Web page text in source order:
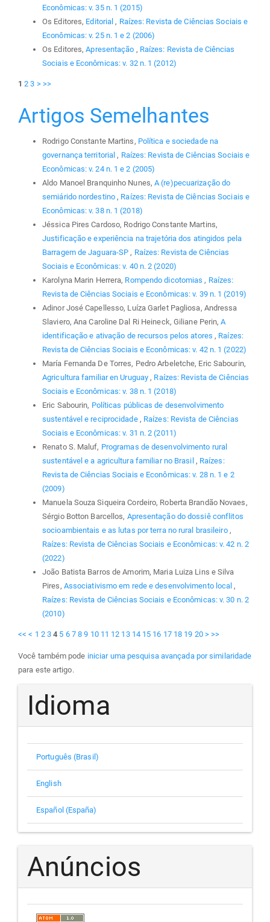
Econômicas: v. 35 n. 1 (2015)
Os Editores, Editorial , Raízes: Revista de Ciências Sociais e
Econômicas: v. 25 n. 1 e 2 (2006)
Os Editores,Apresentação , Raízes: Revista de Ciências
Sociais e Econômicas: v. 32 n. 1 (2012)
1 2 3 > >>
Artigos Semelhantes
Rodrigo Constante Martins, Política e sociedade na
governança territorial , Raízes: Revista de Ciências Sociais e
Econômicas: v. 24 n. 1 e 2 (2005)
Aldo Manoel Branquinho Nunes,A (re)pecuarização do
semiárido nordestino , Raízes: Revista de Ciências Sociais e
Econômicas: v. 38 n. 1 (2018)
Jéssica Pires Cardoso, Rodrigo Constante Martins,
Justificação e experiência na trajetória dos atingidos pela
Barragem de Jaguara-SP , Raízes: Revista de Ciências
Sociais e Econômicas: v. 40 n. 2 (2020)
Karolyna Marin Herrera, Rompendo dicotomias , Raízes:
Revista de Ciências Sociais e Econômicas: v. 39 n. 1 (2019)
Adinor José Capellesso, Luíza Garlet Pagliosa, Andressa
Slaviero, Ana Caroline Dal Ri Heineck, Giliane Perin,A
identificação e ativação de recursos pelos atores , Raízes:
Revista de Ciências Sociais e Econômicas: v. 42 n. 1 (2022)
María Fernanda De Torres, Pedro Arbeletche, Eric Sabourin,
Agricultura familiar en Uruguay , Raízes: Revista de Ciências
Sociais e Econômicas: v. 38 n. 1 (2018)
Eric Sabourin, Políticas públicas de desenvolvimento
sustentável e reciprocidade , Raízes: Revista de Ciências
Sociais e Econômicas: v. 31 n. 2 (2011)
Renato S. Maluf, Programas de desenvolvimento rural
sustentável e a agricultura familiar no Brasil , Raízes:
Revista de Ciências Sociais e Econômicas: v. 28 n. 1 e 2
(2009)
Manuela Souza Siqueira Cordeiro, Roberta Brandão Novaes,
Sérgio Botton Barcellos, Apresentação do dossiê conflitos
socioambientais e as lutas por terra no rural brasileiro ,
Raízes: Revista de Ciências Sociais e Econômicas: v. 42 n. 2
(2022)
João Batista Barros de Amorim, Maria Luiza Lins e Silva
Pires, Associativismo em rede e desenvolvimento local ,
Raízes: Revista de Ciências Sociais e Econômicas: v. 30 n. 2
(2010)
<< < 1 2 3 4 5 6 7 8 9 10 11 12 13 14 15 16 17 18 19 20 > >>
Você também pode iniciar uma pesquisa avançada por similaridade
para este artigo.
Idioma
Português (Brasil)
English
Español (España)
Anúncios